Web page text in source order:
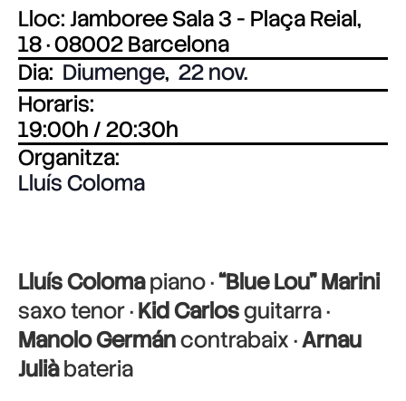
Lloc: Jamboree Sala 3 - Plaça Reial,
18 · 08002 Barcelona
Dia: Diumenge, 22 nov.
Horaris:
19:00h / 20:30h
Organitza:
Lluís Coloma
Lluís Colomapiano ·“Blue Lou” Marini
saxo tenor ·Kid Carlosguitarra ·
Manolo Germáncontrabaix ·Arnau
Juliàbateria